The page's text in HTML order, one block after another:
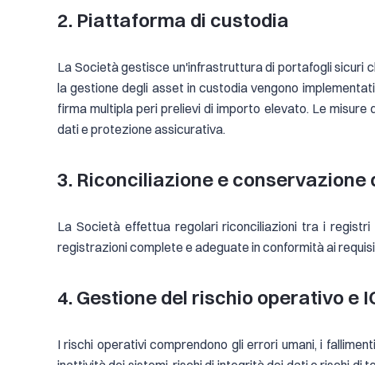
2. Piattaforma di custodia
La Società gestisce un'infrastruttura di portafogli sicuri
la gestione degli asset in custodia vengono
firma multipla peri prelievi di importo elevato. Le
dati e protezione assicurativa.
3. Riconciliazione e conservazione
La Società effettua regolari riconciliazioni tra i
registrazioni complete e adeguate in conformità ai
4. Gestione del rischio operativo e
I rischi operativi comprendono gli errori umani, i